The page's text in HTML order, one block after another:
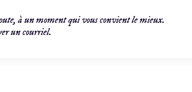
à un moment qui vous convient le mieux.
un courriel.